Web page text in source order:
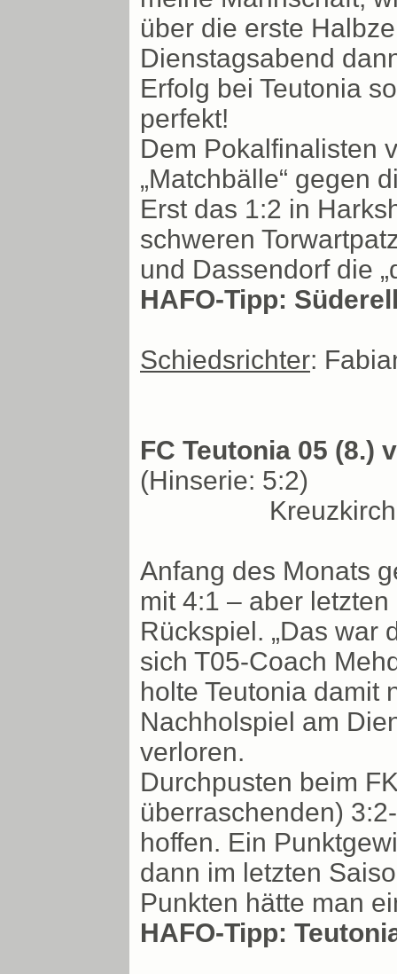
über die erste
Dienstagsabend
Erfolg bei Teutonia
perfekt!
Dem Pokalfinalisten
„Matchbälle“ gegen
Erst das 1:2 in
schweren
und Dassendorf die
HAFO-Tipp:
Schiedsrichter:
FC Teutonia 05 (8.)
(Hinserie: 5:2)
Anfang des Monats
mit 4:1 – aber
Rückspiel. „Das war
sich T05-Coach
holte Teutonia damit
Nachholspiel am
verloren.
Durchpusten beim
überraschenden)
hoffen. Ein
dann im letzten
Punkten hätte man
HAFO-Tipp: